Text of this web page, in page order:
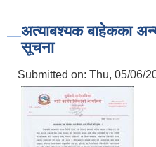
अत्याबश्यक बाहेकका
सूचना
Submitted on: Thu, 05/06/